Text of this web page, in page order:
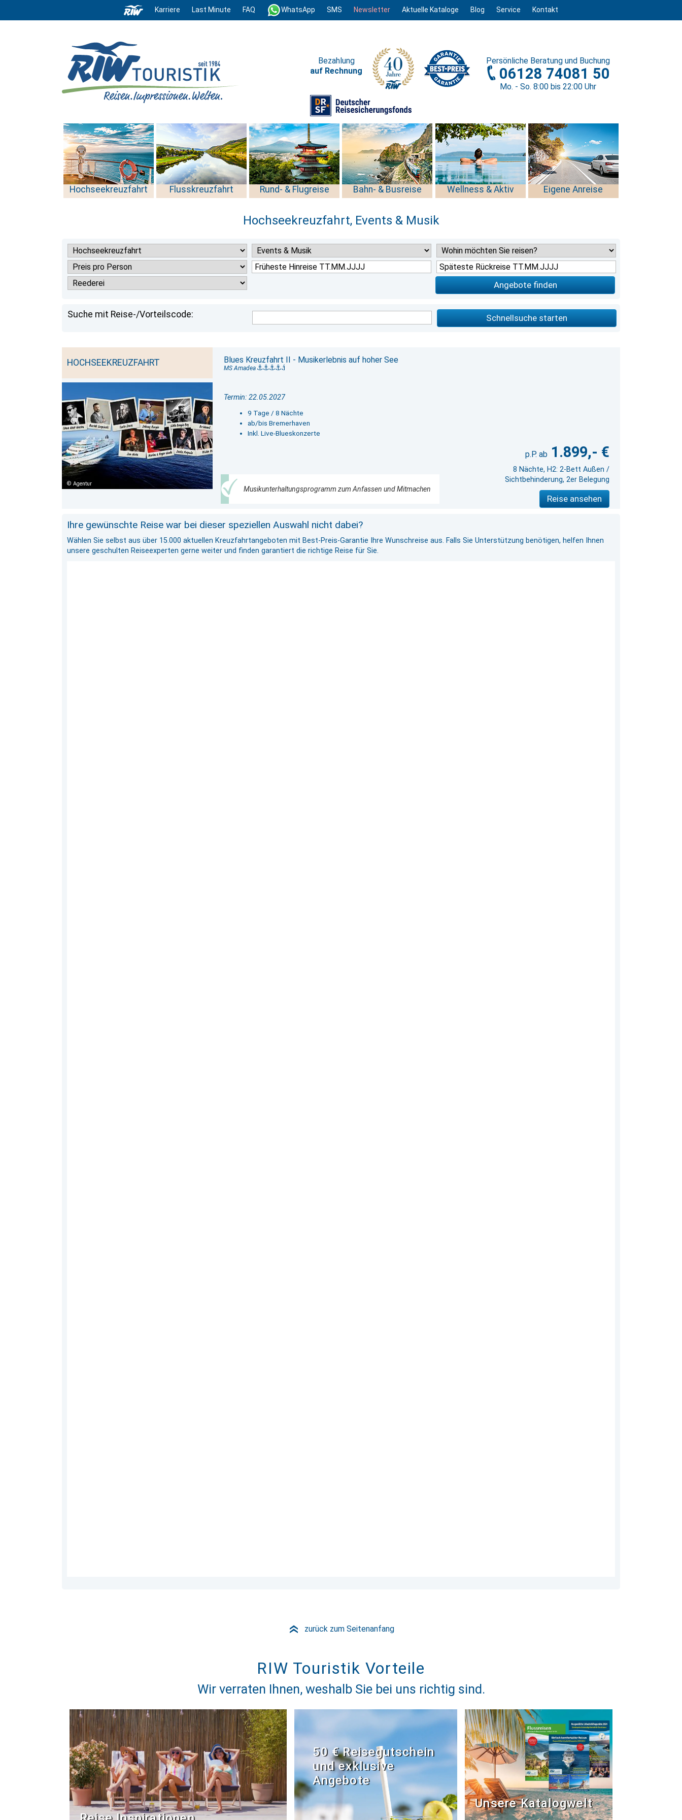
Karriere Last Minute FAQ WhatsApp SMS Newsletter Aktuelle Kataloge Blog Service Kontakt
Persönliche Beratung und Buchung
06128 74081 50
Mo. - So. 8:00 bis 22:00 Uhr
Bezahlung
auf Rechnung
Hochseekreuzfahrt Flusskreuzfahrt Rund- & Flugreise Bahn- & Busreise Wellness & Aktiv Eigene Anreise
Hochseekreuzfahrt, Events & Musik
Angebote finden
Suche mit Reise-/Vorteilscode: Schnellsuche starten
HOCHSEEKREUZFAHRT
Agentur
Blues Kreuzfahrt II - Musikerlebnis auf hoher See
MS Amadea
Termin: 22.05.2027
9 Tage / 8 Nächte
ab/bis Bremerhaven
Inkl. Live-Blueskonzerte
Musikunterhaltungsprogramm zum Anfassen und Mitmachen
1.899,- €
8 Nächte, H2: 2-Bett Außen /
Sichtbehinderung, 2er Belegung
Reise ansehen
Ihre gewünschte Reise war bei dieser speziellen Auswahl nicht dabei?
Wählen Sie selbst aus über 15.000 aktuellen Kreuzfahrtangeboten mit Best-Preis-Garantie Ihre Wunschreise aus. Falls Sie Unterstützung benötigen, helfen Ihnen
unsere geschulten Reiseexperten gerne weiter und finden garantiert die richtige Reise für Sie.
» zurück zum Seitenanfang
RIW Touristik Vorteile
Wir verraten Ihnen, weshalb Sie bei uns richtig sind.
50 € Reisegutschein
und exklusive
Angebote
Unsere Katalogwelt